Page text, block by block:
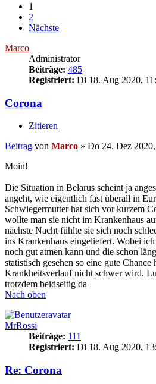
1
2
Nächste
Marco
Administrator
Beiträge: 485
Registriert: Di 18. Aug 2020,
Corona
Zitieren
Beitrag von Marco » Do 24. Dez
Moin!
Die Situation in Belarus scheint ja
angeht, wie eigentlich fast überall in
Schwiegermutter hat sich vor kurzem
wollte man sie nicht im Krankenhaus
nächste Nacht fühlte sie sich noch
ins Krankenhaus eingeliefert. Wobei
noch gut atmen kann und die schon
statistisch gesehen so eine gute Chance
Krankheitsverlauf nicht schwer wird.
trotzdem beidseitig da
Nach oben
MrRossi
Beiträge: 111
Registriert: Di 18. Aug 2020,
Re: Corona